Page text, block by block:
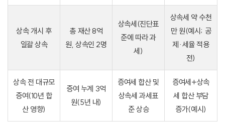
상속 개시 후
일괄 상속
총 재산 8억
원, 상속인 2명
상속세(진단표
준에 따라 과
세)
상속세 약 수천
만 원(예시; 공
제·세율 적용
전)
상속 전 대규모
증여(10년 합
산 영향)
증여 누계 3억
원(5년 내)
증여세 합산 및
상속세 과세표
준 상승
증여세+상속
세 합산 부담
증가(예시)